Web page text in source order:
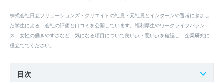
株式会社日立ソリューションズ・クリエイトの社員・元社員とインターンや選考に参加し
た学生による、会社の評価と口コミを公開しています。福利厚生やワークライフバラン
ス、女性の働きやすさなど、気になる項目について良い点・悪い点を確認し、企業研究に
役立ててください。
目次